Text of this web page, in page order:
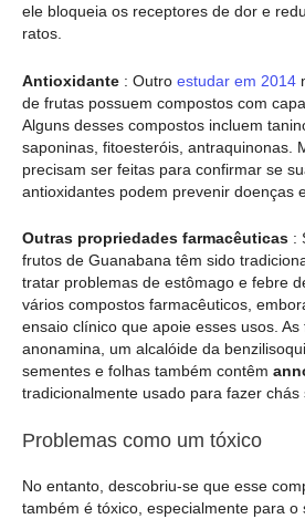
ele bloqueia os receptores de dor e
ratos.
Antioxidante : Outro estudar em 2014
de frutas possuem compostos com
Alguns desses compostos incluem
saponinas, fitoesteróis, antraquinonas.
precisam ser feitas para confirmar se
antioxidantes podem prevenir doenças
Outras propriedades farmacêuticas :
frutos de Guanabana têm sido
tratar problemas de estômago e febre
vários compostos farmacêuticos,
ensaio clínico que apoie esses usos. As
anonamina, um alcalóide da
sementes e folhas também contêm
tradicionalmente usado para fazer chás
Problemas como um tóxico
No entanto, descobriu-se que esse
também é tóxico, especialmente para o